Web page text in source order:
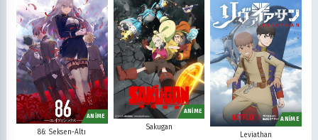
ANİME
86: Seksen-Altı
ANİME
Sakugan
ANİME
Leviathan